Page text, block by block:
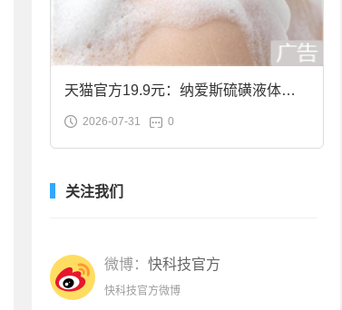
天猫官方19.9元：纳爱斯硫磺液体香
皂2斤大促
2026-07-31 0
关注我们
微博： 快科技官方
快科技官方微博